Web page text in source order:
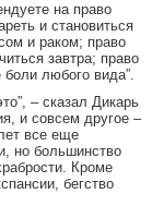
на право
и становиться
и раком; право
завтра; право
любого вида”.
– сказал Дикарь
и совсем другое –
все еще
но большинство
Кроме
бегство